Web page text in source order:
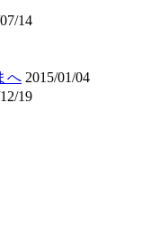
14
へ 2015/01/04
19